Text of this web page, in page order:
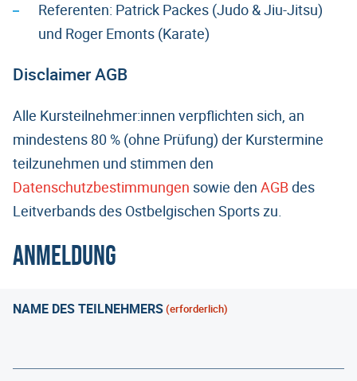
Referenten: Patrick Packes (Judo & Jiu-Jitsu)
und Roger Emonts (Karate)
Disclaimer AGB
Alle Kursteilnehmer:innen verpflichten sich, an
mindestens 80 % (ohne Prüfung) der Kurstermine
teilzunehmen und stimmen den
Datenschutzbestimmungen sowie den AGBdes
Leitverbands des Ostbelgischen Sports zu.
Anmeldung
NAME DES TEILNEHMERS(erforderlich)